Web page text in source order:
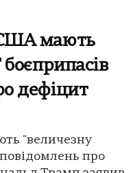
мають
боєприпасів
дефіцит
"величезну
повідомлень про